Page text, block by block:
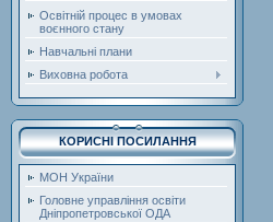
Освітній процес в умовах
воєнного стану
Навчальні плани
Виховна робота
КОРИСНІ ПОСИЛАННЯ
МОН України
Головне управління освіти
Дніпропетровської ОДА